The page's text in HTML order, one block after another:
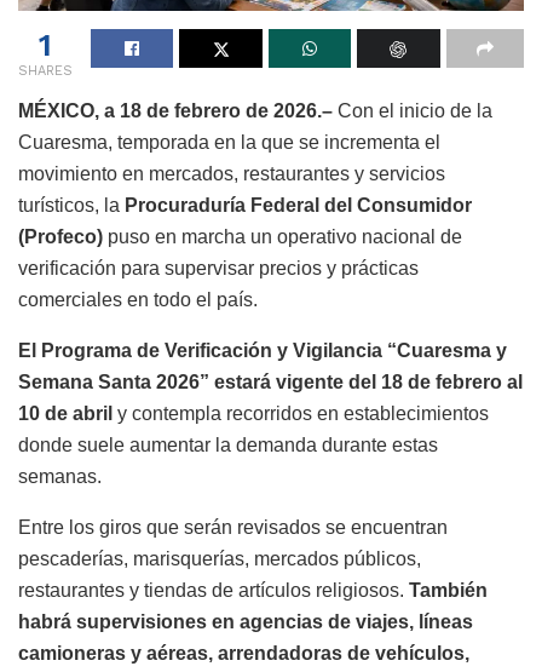
1
SHARES
MÉXICO, a 18 de febrero de 2026.– Con el inicio de la
Cuaresma, temporada en la que se incrementa el
movimiento en mercados, restaurantes y servicios
turísticos, la Procuraduría Federal del Consumidor
(Profeco) puso en marcha un operativo nacional de
verificación para supervisar precios y prácticas
comerciales en todo el país.
El Programa de Verificación y Vigilancia “Cuaresma y
Semana Santa 2026” estará vigente del 18 de febrero al
10 de abril y contempla recorridos en establecimientos
donde suele aumentar la demanda durante estas
semanas.
Entre los giros que serán revisados se encuentran
pescaderías, marisquerías, mercados públicos,
restaurantes y tiendas de artículos religiosos. También
habrá supervisiones en agencias de viajes, líneas
camioneras y aéreas, arrendadoras de vehículos,